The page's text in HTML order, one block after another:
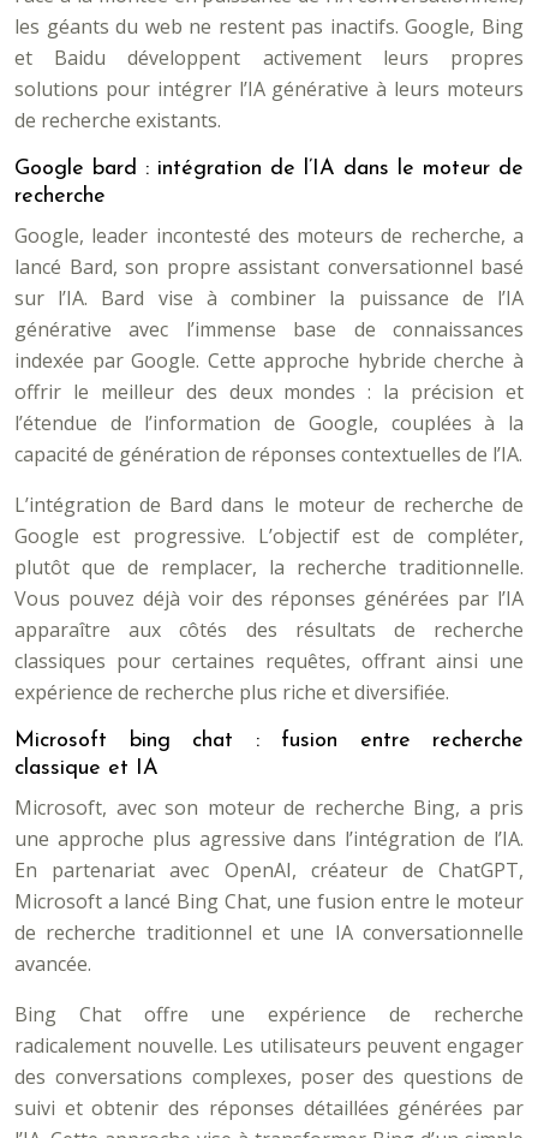
les géants du web ne restent pas inactifs. Google, Bing
et Baidu développent activement leurs propres
solutions pour intégrer l’IA générative à leurs moteurs
de recherche existants.
Google bard : intégration de l’IA dans le moteur de
recherche
Google, leader incontesté des moteurs de recherche, a
lancé Bard, son propre assistant conversationnel basé
sur l’IA. Bard vise à combiner la puissance de l’IA
générative avec l’immense base de connaissances
indexée par Google. Cette approche hybride cherche à
offrir le meilleur des deux mondes : la précision et
l’étendue de l’information de Google, couplées à la
capacité de génération de réponses contextuelles de l’IA.
L’intégration de Bard dans le moteur de recherche de
Google est progressive. L’objectif est de compléter,
plutôt que de remplacer, la recherche traditionnelle.
Vous pouvez déjà voir des réponses générées par l’IA
apparaître aux côtés des résultats de recherche
classiques pour certaines requêtes, offrant ainsi une
expérience de recherche plus riche et diversifiée.
Microsoft bing chat : fusion entre recherche
classique et IA
Microsoft, avec son moteur de recherche Bing, a pris
une approche plus agressive dans l’intégration de l’IA.
En partenariat avec OpenAI, créateur de ChatGPT,
Microsoft a lancé Bing Chat, une fusion entre le moteur
de recherche traditionnel et une IA conversationnelle
avancée.
Bing Chat offre une expérience de recherche
radicalement nouvelle. Les utilisateurs peuvent engager
des conversations complexes, poser des questions de
suivi et obtenir des réponses détaillées générées par